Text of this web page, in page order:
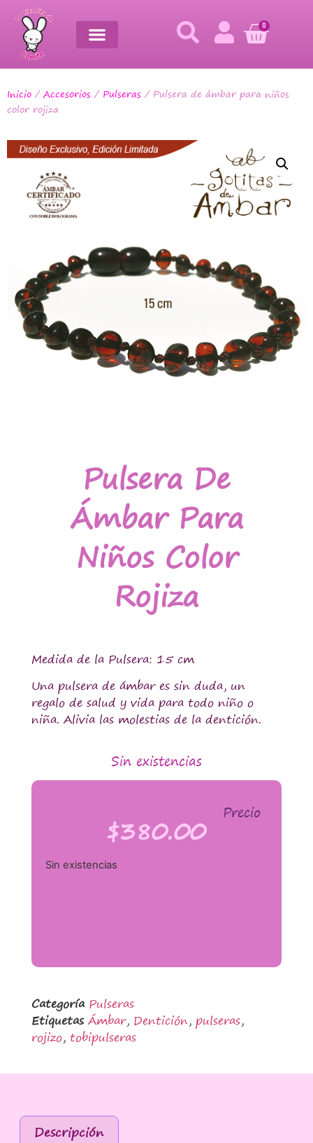
0
Inicio / Accesorios / Pulseras / Pulsera de ámbar para niños
color rojiza
Pulsera De
Ámbar Para
Niños Color
Rojiza
Medida de la Pulsera: 15 cm
Una pulsera de ámbar es sin duda, un
regalo de salud y vida para todo niño o
niña. Alivia las molestias de la dentición.
Sin existencias
Precio
$380.00
Sin existencias
Categoría Pulseras
Etiquetas Ámbar, Dentición, pulseras,
rojizo, tobipulseras
Descripción